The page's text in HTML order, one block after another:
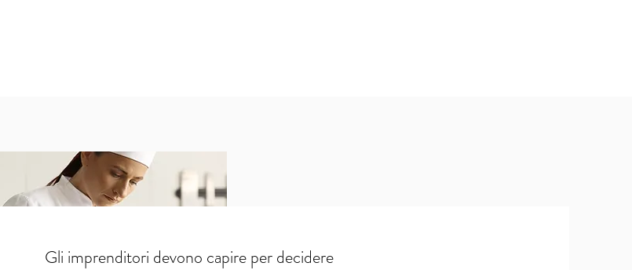
Gli imprenditori devono capire per decidere